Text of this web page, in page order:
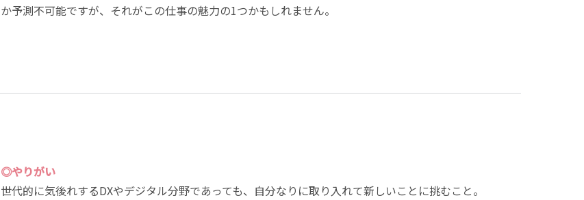
か予測不可能ですが、それがこの仕事の魅力の1つかもしれません。
◎やりがい
世代的に気後れするDXやデジタル分野であっても、自分なりに取り入れて新しいことに挑むこと。